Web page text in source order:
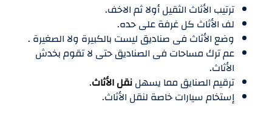
ترتيب الأثاث الثقيل أولا ثم الاخف.
لف الأثاث كل غرفة على حده.
وضع الأثاث فى صناديق ليست بالكبيرة ولا الصغيرة .
عم ترك مساحات فى الصناديق حتى لا تقوم بخدش
الأثاث.
ترقيم الصنايق مما يسهلنقل الأثاث.
إستخام سيارات خاصة لنقل الأثاث.